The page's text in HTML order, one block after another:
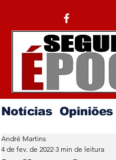
Notícias Opiniões
André Martins
4 de fev. de 2022 3 min de leitura